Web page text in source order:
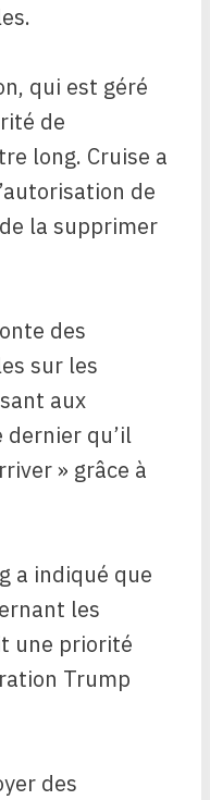
qui est géré
de
long. Cruise a
de
la supprimer
des
sur les
aux
dernier qu’il
» grâce à
a indiqué que
les
une priorité
Trump
des